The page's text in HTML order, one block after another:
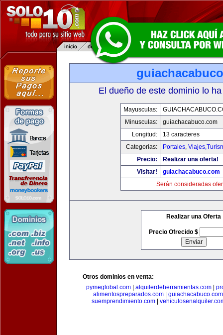
El dueño de este dominio lo
Mayusculas:
Minusculas:
guiachacabuco.com
Longitud:
13 caracteres
Categorias:
Portales,
Precio:
Realizar una oferta!
Visitar!
guiachacabuco.com
Serán consideradas
Realizar una Oferta
Precio Ofrecido $
Otros dominios en venta:
pymeglobal.com| alquilerdeherramientas.com|
alimentospreparados.com| guiachacabuco.com
suemprendimiento.com|